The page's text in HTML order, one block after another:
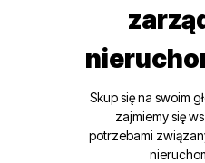
Skup się na swoim
zajmiemy się
potrzebami